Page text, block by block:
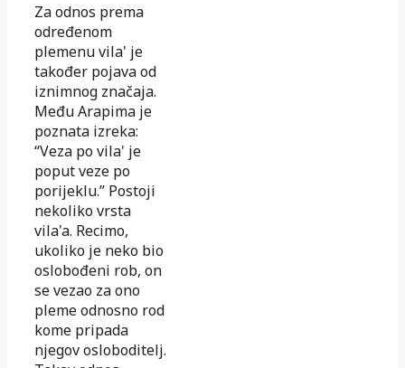
Za odnos prema
određenom
plemenu vila' je
također pojava od
iznimnog značaja.
Među Arapima je
poznata izreka:
“Veza po vila' je
poput veze po
porijeklu.” Postoji
nekoliko vrsta
vila'a. Recimo,
ukoliko je neko bio
oslobođeni rob, on
se vezao za ono
pleme odnosno rod
kome pripada
njegov osloboditelj.